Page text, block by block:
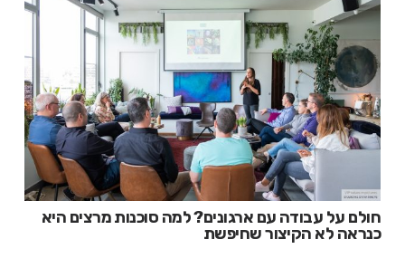
חולם על עבודה עם ארגונים? למה סוכנות מרצים היא
כנראה לא הקיצור שחיפשת